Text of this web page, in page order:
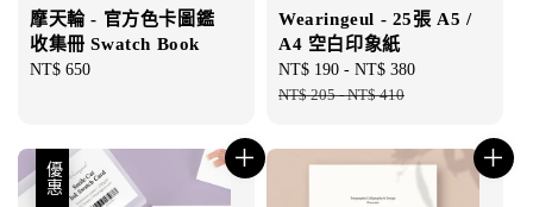
摩天輪 - 官方色卡圖鑑
收集冊 Swatch Book
Regular
NT$ 650
Wearingeul - 25張 A5 /
A4 空白印象紙
Sale
price
NT$ 190 - NT$ 380
NT$ 205-NT$ 410
優惠